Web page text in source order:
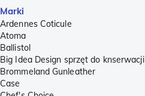
Marki
Ardennes Coticule
Atoma
Ballistol
Big Idea Design sprzęt do knserwacji
Brommeland Gunleather
Case